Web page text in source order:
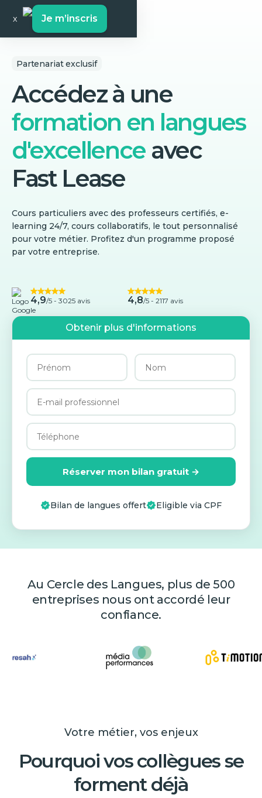
x Je m’inscris
Partenariat exclusif
Accédez à une
formation en langues
d'excellence avec
Fast Lease
Cours particuliers avec des professeurs certifiés, e-
learning 24/7, cours collaboratifs, le tout personnalisé
pour votre métier. Profitez d'un programme proposé
par votre entreprise.
4,9/5 - 3025 avis 4,8/5 - 2117 avis
Obtenir plus d'informations
Réserver mon bilan gratuit →
Bilan de langues offert Eligible via CPF
Au Cercle des Langues, plus de 500
entreprises nous ont accordé leur
confiance.
Votre métier, vos enjeux
Pourquoi vos collègues se
forment déjà